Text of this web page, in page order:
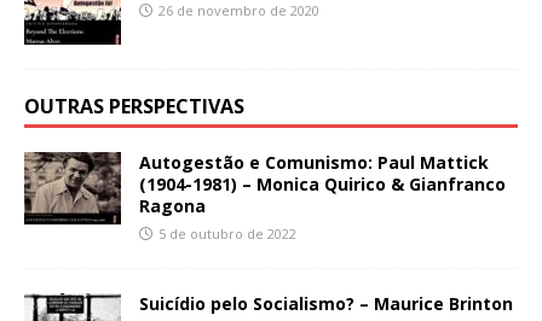
26 de novembro de 2020
OUTRAS PERSPECTIVAS
Autogestão e Comunismo: Paul Mattick
(1904-1981) – Monica Quirico & Gianfranco
Ragona
5 de outubro de 2022
Suicídio pelo Socialismo? – Maurice Brinton